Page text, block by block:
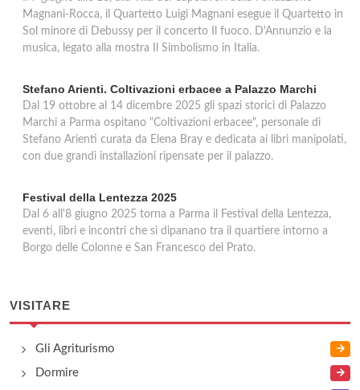
Magnani-Rocca, il Quartetto Luigi Magnani esegue il Quartetto in
Sol minore di Debussy per il concerto Il fuoco. D'Annunzio e la
musica, legato alla mostra Il Simbolismo in Italia.
Stefano Arienti. Coltivazioni erbacee a Palazzo Marchi
Dal 19 ottobre al 14 dicembre 2025 gli spazi storici di Palazzo
Marchi a Parma ospitano "Coltivazioni erbacee", personale di
Stefano Arienti curata da Elena Bray e dedicata ai libri manipolati,
con due grandi installazioni ripensate per il palazzo.
Festival della Lentezza 2025
Dal 6 all'8 giugno 2025 torna a Parma il Festival della Lentezza,
eventi, libri e incontri che si dipanano tra il quartiere intorno a
Borgo delle Colonne e San Francesco del Prato.
VISITARE
Gli Agriturismo
Dormire